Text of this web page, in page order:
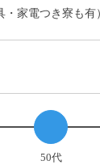
家電つき寮も有
50代